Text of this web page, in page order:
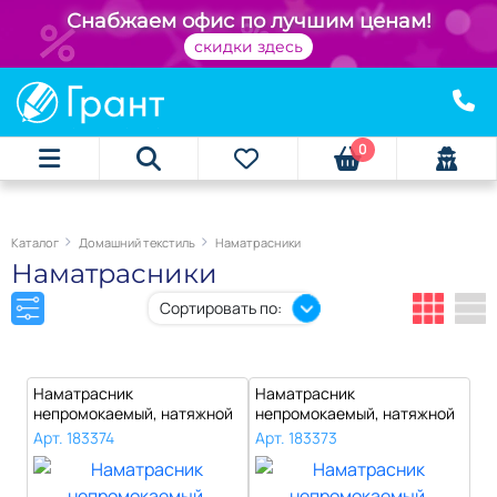
Снабжаем офис по лучшим ценам!
скидки здесь
0
Каталог Домашний текстиль Наматрасники
Наматрасники
Сортировать по:
Наматрасник
непромокаемый, натяжной
в кроватку 70х160х1..
Арт. 183374
Наматрасник
непромокаемый, натяжной
в кроватку 60х140х1..
Арт. 183373